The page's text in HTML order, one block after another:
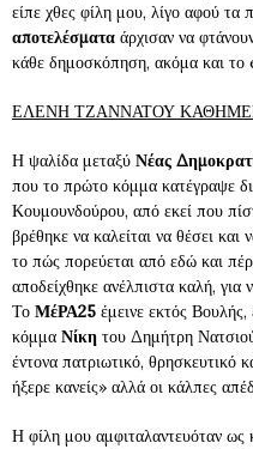
είπε χθες φίλη μου, λίγο αφού τα
αποτελέσματα άρχισαν να
κάθε δημοσκόπηση, ακόμα και
ΕΛΕΝΗ ΤΖΑΝΝΑΤΟΥ
Η ψαλίδα μεταξύ Νέας
που το πρώτο κόμμα κατέγραψε
Κουμουνδούρου, από εκεί που
βρέθηκε να καλείται να θέσει και
το πώς πορεύεται από εδώ και
αποδείχθηκε ανέλπιστα καλή, για
Το ΜέΡΑ25 έμεινε εκτός
κόμμα Νίκη του Δημήτρη
έντονα πατριωτικό, θρησκευτικό
ήξερε κανείς» αλλά οι κάλπες
Η φίλη μου αμφιταλαντευόταν ως